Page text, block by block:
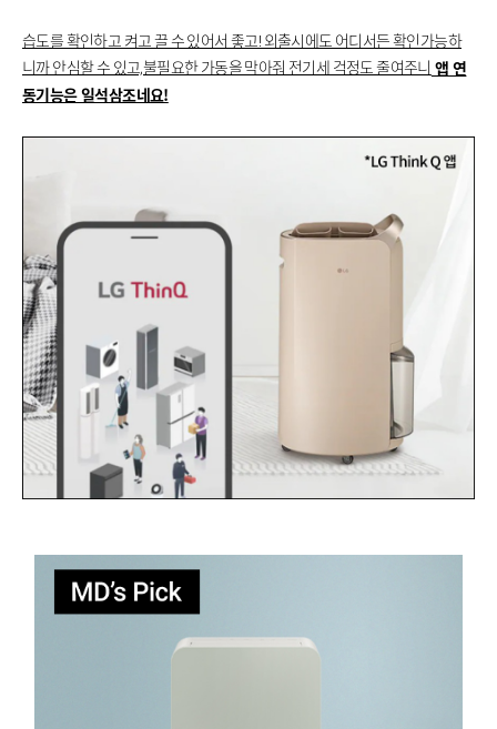
습도를 확인하고 켜고 끌 수 있어서 좋고! 외출시에도 어디서든 확인가능하
니까 안심할 수 있고,불필요한 가동을 막아줘 전기세 걱정도 줄여주니 앱 연
동기능은 일석삼조네요!